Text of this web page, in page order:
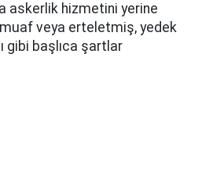
askerlik hizmetini yerine
veya erteletmiş, yedek
gibi başlıca şartlar